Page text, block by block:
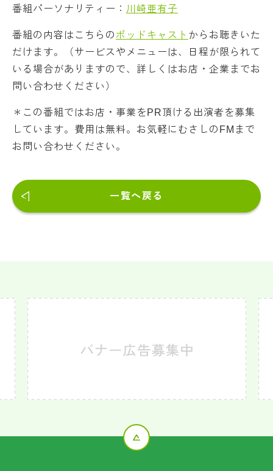
番組パーソナリティー： 川崎亜有子
番組の内容はこちらの ポッドキャスト からお聴きいた
だけます。（サービスやメニューは、日程が限られて
いる場合がありますので、詳しくはお店・企業までお
問い合わせください）
＊この番組ではお店・事業をPR頂ける出演者を募集
しています。費用は無料。お気軽にむさしのFMまで
お問い合わせください。
一覧へ戻る